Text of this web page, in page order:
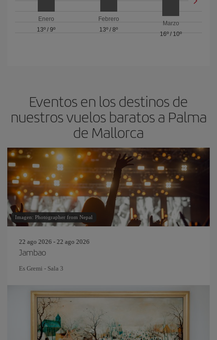
Enero
13º /9º
Febrero
13º / 8º
Marzo
16º/ 10º
Eventos en los destinos de
nuestros vuelos baratos a Palma
de Mallorca
Imagen: Photographer from Nepal
22 ago 2026 - 22 ago 2026
Jambao
Es Gremi - Sala 3